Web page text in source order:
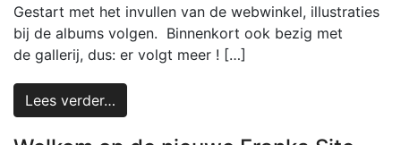
Gestart met het invullen van de webwinkel, illustraties
bij de albums volgen. Binnenkort ook bezig met
de gallerij, dus: er volgt meer ! […]
Lees verder…